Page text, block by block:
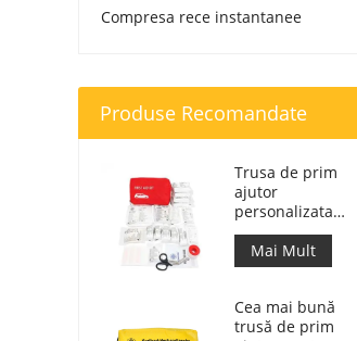
Compresa rece instantanee
Produse Recomandate
Trusa de prim
ajutor
personalizata
Geanta de
raspuns medical
pentru masina
Mai Mult
Cea mai bună
trusă de prim